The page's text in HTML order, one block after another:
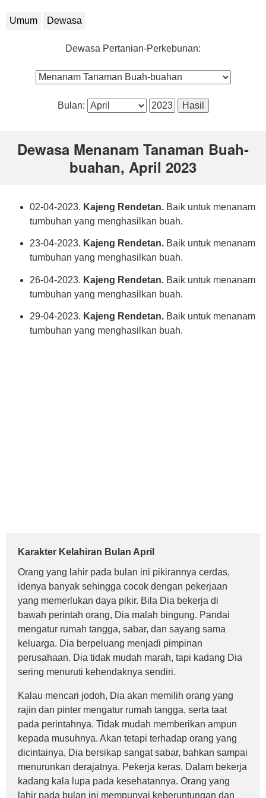
Umum Dewasa
Dewasa Pertanian-Perkebunan:
Bulan:
Dewasa Menanam Tanaman Buah-
buahan, April 2023
02-04-2023. Kajeng Rendetan. Baik untuk menanam
tumbuhan yang menghasilkan buah.
23-04-2023. Kajeng Rendetan. Baik untuk menanam
tumbuhan yang menghasilkan buah.
26-04-2023. Kajeng Rendetan. Baik untuk menanam
tumbuhan yang menghasilkan buah.
29-04-2023. Kajeng Rendetan. Baik untuk menanam
tumbuhan yang menghasilkan buah.
Karakter Kelahiran Bulan April
Orang yang lahir pada bulan ini pikirannya cerdas,
idenya banyak sehingga cocok dengan pekerjaan
yang memerlukan daya pikir. Bila Dia bekerja di
bawah perintah orang, Dia malah bingung. Pandai
mengatur rumah tangga, sabar, dan sayang sama
keluarga. Dia berpeluang menjadi pimpinan
perusahaan. Dia tidak mudah marah, tapi kadang Dia
sering menuruti kehendaknya sendiri.
Kalau mencari jodoh, Dia akan memilih orang yang
rajin dan pinter mengatur rumah tangga, serta taat
pada perintahnya. Tidak mudah memberikan ampun
kepada musuhnya. Akan tetapi terhadap orang yang
dicintainya, Dia bersikap sangat sabar, bahkan sampai
menurunkan derajatnya. Pekerja keras. Dalam bekerja
kadang kala lupa pada kesehatannya. Orang yang
lahir pada bulan ini mempunyai keberuntungan dan